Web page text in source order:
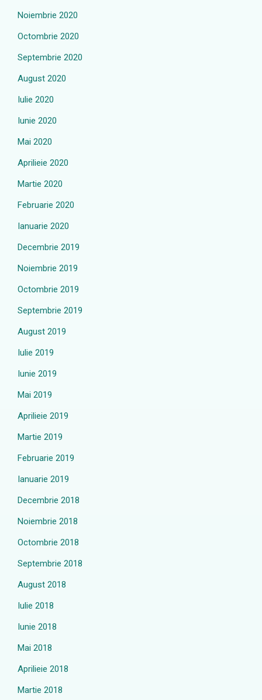
Noiembrie 2020
Octombrie 2020
Septembrie 2020
August 2020
Iulie 2020
Iunie 2020
Mai 2020
Aprilieie 2020
Martie 2020
Februarie 2020
Ianuarie 2020
Decembrie 2019
Noiembrie 2019
Octombrie 2019
Septembrie 2019
August 2019
Iulie 2019
Iunie 2019
Mai 2019
Aprilieie 2019
Martie 2019
Februarie 2019
Ianuarie 2019
Decembrie 2018
Noiembrie 2018
Octombrie 2018
Septembrie 2018
August 2018
Iulie 2018
Iunie 2018
Mai 2018
Aprilieie 2018
Martie 2018